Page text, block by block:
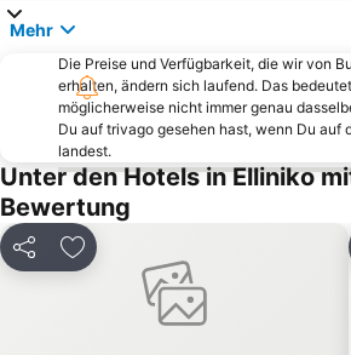
Mehr
Die Preise und Verfügbarkeit, die wir von
erhalten, ändern sich laufend. Das
möglicherweise nicht immer genau
Du auf trivago gesehen hast, wenn Du auf
landest.
Unter den Hotels in Elliniko
Bewertung
Teilen Zu Favoriten hinzufügen